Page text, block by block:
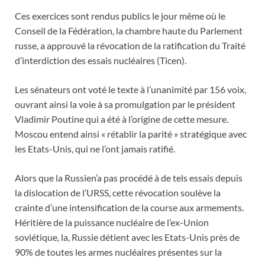
Ces exercices sont rendus publics le jour même où le
Conseil de la Fédération, la chambre haute du Parlement
russe, a approuvé la révocation de la ratification du Traité
d’interdiction des essais nucléaires (Ticen).
Les sénateurs ont voté le texte à l’unanimité par 156 voix,
ouvrant ainsi la voie à sa promulgation par le président
Vladimir Poutine qui a été à l’origine de cette mesure.
Moscou entend ainsi « rétablir la parité » stratégique avec
les Etats-Unis, qui ne l’ont jamais ratifié.
Alors que la Russien’a pas procédé à de tels essais depuis
la dislocation de l’URSS, cette révocation soulève la
crainte d’une intensification de la course aux armements.
Héritière de la puissance nucléaire de l’ex-Union
soviétique, la, Russie détient avec les Etats-Unis près de
90% de toutes les armes nucléaires présentes sur la